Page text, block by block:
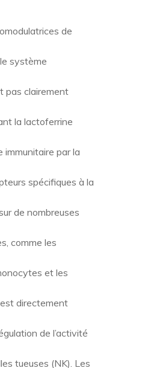
de
système
pas clairement
la lactoferrine
immunitaire par la
spécifiques à la
de nombreuses
comme les
et les
directement
de l’activité
tueuses (NK). Les